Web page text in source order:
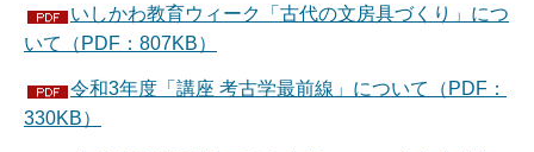
いしかわ教育ウィーク「古代の文房具づくり」につ
いて（PDF：807KB）
令和3年度「講座 考古学最前線」について（PDF：
330KB）